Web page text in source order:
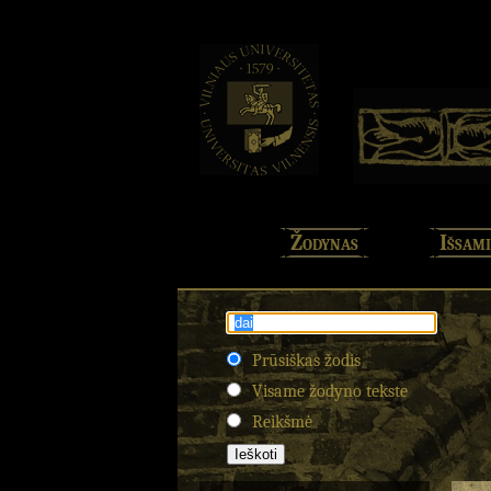
Žodynas
Prūsiškas žodis
Visame žodyno tekste
Reikšmė